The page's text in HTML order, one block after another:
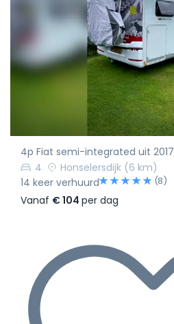
4p Fiat semi-integrated uit 2017
4
Honselersdijk (6 km)
14 keer verhuurd
(8)
Vanaf € 104 per dag